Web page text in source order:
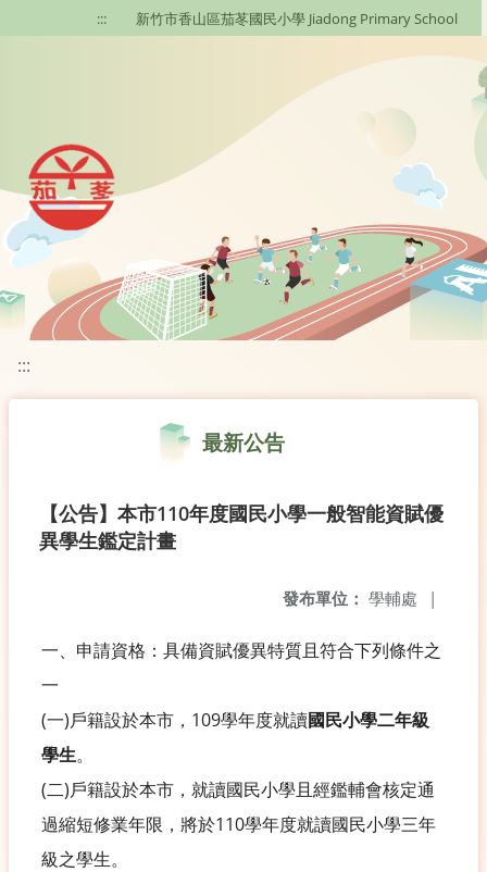
移至網頁之主要內容區位置
::: 新竹市香山區茄苳國民小學 Jiadong Primary School
:::
最新公告
【公告】本市110年度國民小學一般智能資賦優
異學生鑑定計畫
發布單位： 學輔處 |
一、申請資格：具備資賦優異特質且符合下列條件之
一
(一)戶籍設於本市，109學年度就讀國民小學二年級
學生。
(二)戶籍設於本市，就讀國民小學且經鑑輔會核定通
過縮短修業年限，將於110學年度就讀國民小學三年
級之學生。